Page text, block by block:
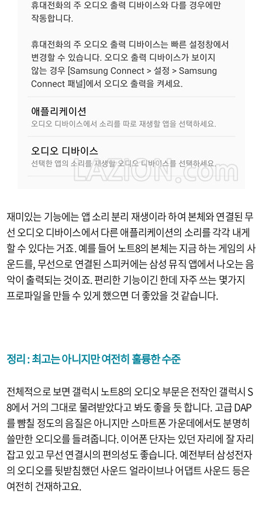
재미있는 기능에는 앱 소리 분리 재생이라 하여 본체와 연결된 무
선 오디오 디바이스에서 다른 애플리케이션의 소리를 각각 내게
할 수 있다는 거죠. 예를 들어 노트8의 본체는 지금 하는 게임의 사
운드를, 무선으로 연결된 스피커에는 삼성 뮤직 앱에서 나오는 음
악이 출력되는 것이죠. 편리한 기능이긴 한데 자주 쓰는 몇가지
프로파일을 만들 수 있게 했으면 더 좋았을 것 같습니다.
정리 : 최고는 아니지만 여전히 훌륭한 수준
전체적으로 보면 갤럭시 노트8의 오디오 부문은 전작인 갤럭시 S
8에서 거의 그대로 물려받았다고 봐도 좋을 듯 합니다. 고급 DAP
를 뺨칠 정도의 음질은 아니지만 스마트폰 가운데에서도 분명히
쓸만한 오디오를 들려줍니다. 이어폰 단자는 있던 자리에 잘 자리
잡고 있고 무선 연결시의 편의성도 좋습니다. 예전부터 삼성전자
의 오디오를 뒷받침했던 사운드 얼라이브나 어댑트 사운드 등은
여전히 건재하고요.